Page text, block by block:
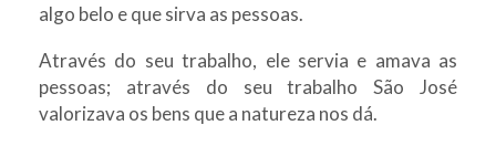
algo belo e que sirva as pessoas.
Através do seu trabalho, ele servia e amava as
pessoas; através do seu trabalho São José
valorizava os bens que a natureza nos dá.